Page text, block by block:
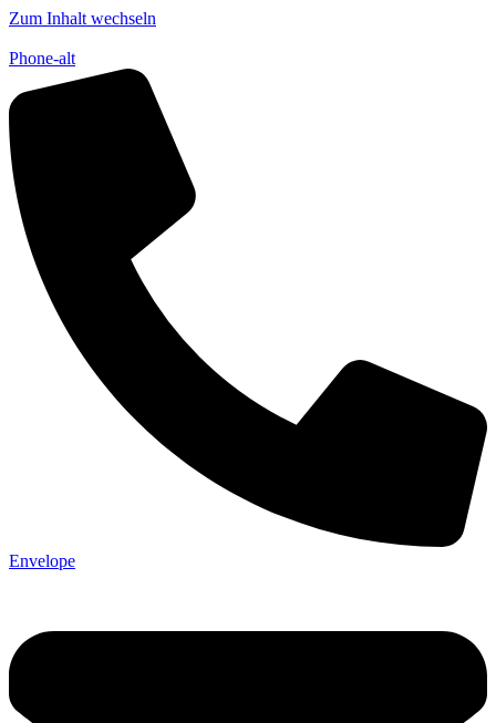
Zum Inhalt wechseln
Phone-alt
Envelope